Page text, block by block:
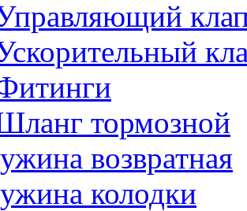
тормозной
возвратная
колодки